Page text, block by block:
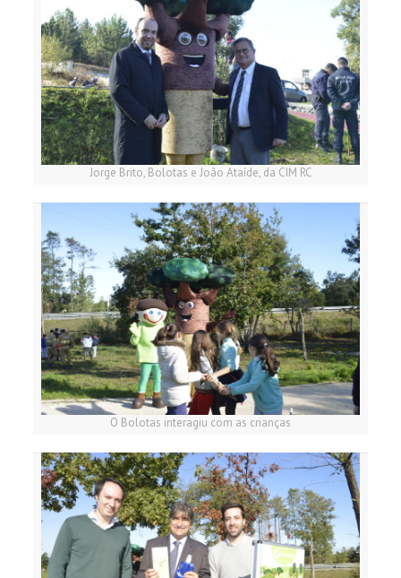
Jorge Brito, Bolotas e João Ataíde, da CIM RC
O Bolotas interagiu com as crianças